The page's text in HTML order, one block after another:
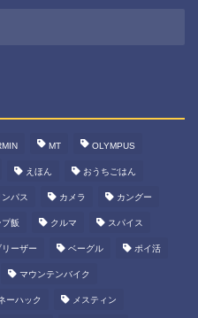
MT OLYMPUS
えほん おうちごはん
ンパス カメラ カングー
プ飯 クルマ スパイス
リーザー ベーグル ポイ活
マウンテンバイク
ーハック メスティン